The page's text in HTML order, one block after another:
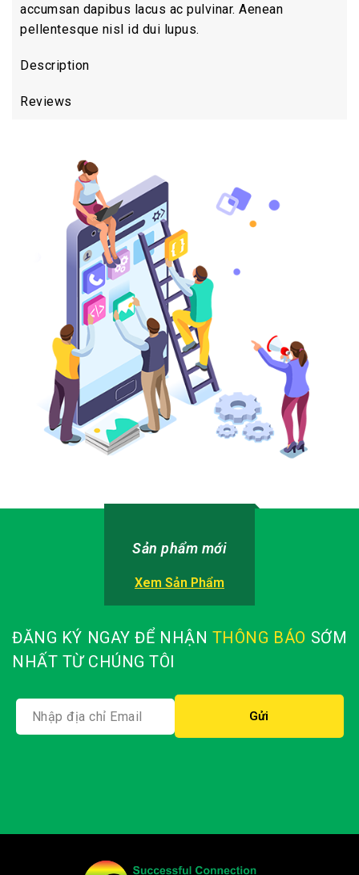
accumsan dapibus lacus ac pulvinar. Aenean
pellentesque nisl id dui lupus.
Description
Reviews
Sản phẩm mới
Xem Sản Phẩm
ĐĂNG KÝ NGAY ĐỂ NHẬN THÔNG BÁO SỚM
NHẤT TỪ CHÚNG TÔI